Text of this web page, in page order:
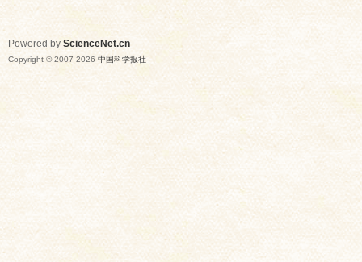
Powered by ScienceNet.cn
Copyright © 2007-2026 中国科学报社